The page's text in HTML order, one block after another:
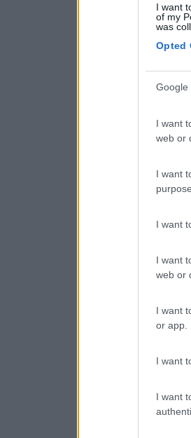
I want
of my
was
Opted
Google
I want
web or
I want
I want
I want
web or
I want
or app.
I want
I want